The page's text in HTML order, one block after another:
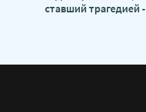
ставший трагедией -